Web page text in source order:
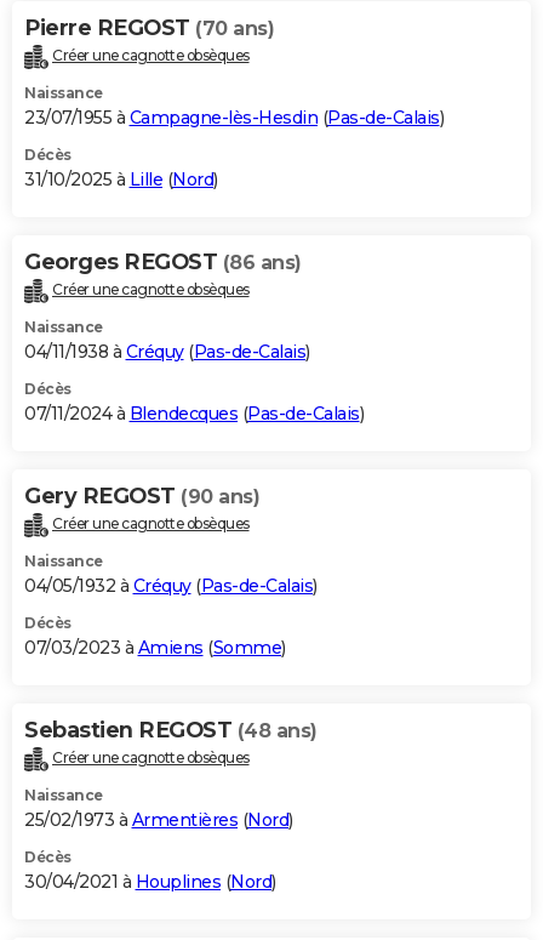
Alimentation
Guide de la santé
Maladies
Médicaments
Sommeil
VOYAGE
Destinations
City break
Voyage nature
Voyage de noces
Forum
Climat
+PHOTO
GUIDES D'ACHAT
BONS PLANS
Carte de Noël
Carte Bonne année
Carte Saint-Valentin
Carte Pâques
Carte d'anniversaire
DICTIONNAIRE
Dictionnaire
Biographies
Citations
Expressions
Proverbes
PROGRAMME TV
S'inscrire
Se connecter
Lycées
Collèges
Primaires
Universités
Entreprises
Service militaire
Avis de recherche
AVIS DE DÉCÈS
Bricolage
Lifestyle
Culture
Sport
Auto
Television
Voyage
Cinema
Pierre REGOST (70 ans)
Créer une cagnotte obsèques
Naissance
23/07/1955 à Campagne-lès-Hesdin (Pas-de-Calais)
Décès
31/10/2025 à Lille (Nord)
Georges REGOST (86 ans)
Créer une cagnotte obsèques
Naissance
04/11/1938 à Créquy(Pas-de-Calais)
Décès
07/11/2024 à Blendecques (Pas-de-Calais)
Gery REGOST (90 ans)
Créer une cagnotte obsèques
Naissance
04/05/1932 à Créquy(Pas-de-Calais)
Décès
07/03/2023 à Amiens (Somme)
Sebastien REGOST (48 ans)
Créer une cagnotte obsèques
Naissance
25/02/1973 à Armentières (Nord)
Décès
30/04/2021 à Houplines (Nord)